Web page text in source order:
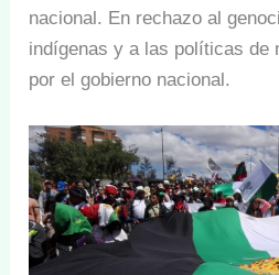
nacional. En rechazo al
indígenas y a las políticas de
por el gobierno nacional.